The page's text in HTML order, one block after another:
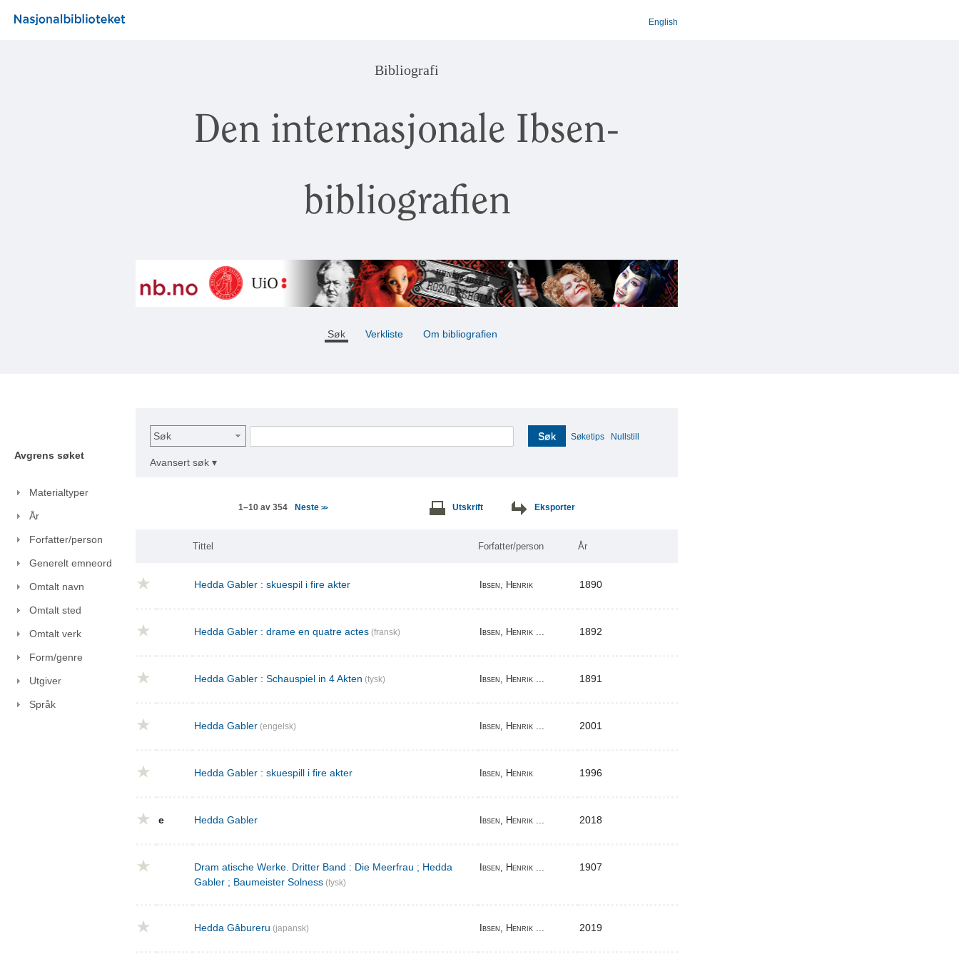
English
Bibliografi
Den internasjonale Ibsen-
bibliografien
Søk Verkliste Om bibliografien
Avgrens søket
Materialtyper
År
Forfatter/person
Generelt emneord
Omtalt navn
Omtalt sted
Omtalt verk
Form/genre
Utgiver
Språk
Søk Søk Søketips Nullstill
Avansert søk ▾
1–10 av 354 Neste >> Utskrift Eksporter
Tittel Forfatter/person År
Hedda Gabler : skuespil i fire akter Ibsen, Henrik 1890
Hedda Gabler : drame en quatre actes (fransk) Ibsen, Henrik ... 1892
Hedda Gabler : Schauspiel in 4 Akten (tysk) Ibsen, Henrik ... 1891
Hedda Gabler (engelsk) Ibsen, Henrik ... 2001
Hedda Gabler : skuespill i fire akter Ibsen, Henrik 1996
e Hedda Gabler Ibsen, Henrik ... 2018
Dram atische Werke. Dritter Band : Die Meerfrau ; Hedda
Gabler ; Baumeister Solness (tysk)
Ibsen, Henrik ... 1907
Hedda Gâbureru (japansk) Ibsen, Henrik ... 2019